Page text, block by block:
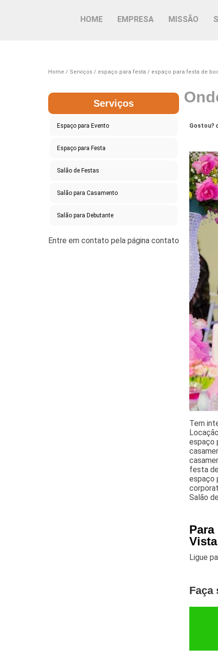
HOME EMPRESA MISSÃO
Home Serviços espaço para festa espaço para festa de
Serviços
Espaço para Evento
Espaço para Festa
Salão de Festas
Salão para Casamento
Salão para Debutante
Gostou?
Tem
espaço
festa
espaço
Salão
Vista
Ligue
Faça